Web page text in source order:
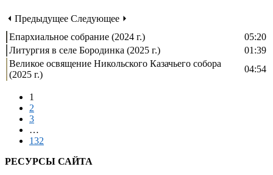
⏴ Предыдущее Следующее ⏵
Епархиальное собрание (2024 г.)
05:20
Литургия в селе Бородинка (2025 г.)
01:39
Великое освящение Никольского Казачьего собора
(2025 г.)
04:54
1
2
3
…
132
РЕСУРСЫ САЙТА